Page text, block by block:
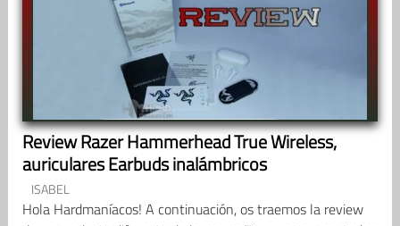
Review Razer Hammerhead True Wireless,
auriculares Earbuds inalámbricos
ISABEL
Hola Hardmaníacos! A continuación, os traemos la review